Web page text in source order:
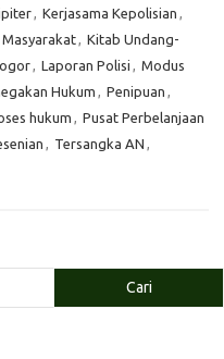
, Kerjasama Kepolisian ,
, Kitab Undang-
, Laporan Polisi , Modus
Hukum , Penipuan ,
hukum , Pusat Perbelanjaan
, Tersangka AN ,
Cari